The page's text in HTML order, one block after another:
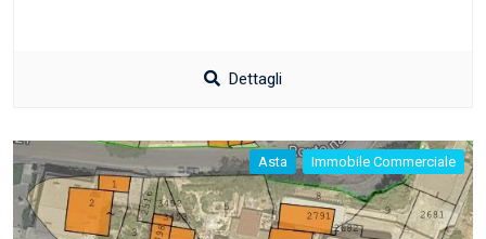
Dettagli
Asta Immobile Commerciale